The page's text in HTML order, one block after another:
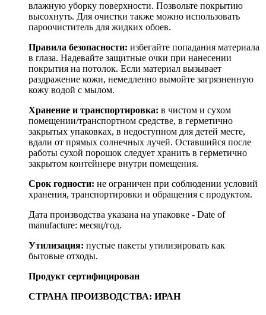
влажную уборку поверхности. Позвольте покрытию
высохнуть. Для очистки также можно использовать
пароочиститель для жидких обоев.
Правила безопасности: избегайте попадания материала
в глаза. Надевайте защитные очки при нанесении
покрытия на потолок. Если материал вызывает
раздражение кожи, немедленно вымойте загрязненную
кожу водой с мылом.
Хранение и транспортировка: в чистом и сухом
помещении/транспортном средстве, в герметично
закрытых упаковках, в недоступном для детей месте,
вдали от прямых солнечных лучей. Оставшийся после
работы сухой порошок следует хранить в герметично
закрытом контейнере внутри помещения.
Срок годности: не ограничен при соблюдении условий
хранения, транспортировки и обращения с продуктом.
Дата производства указана на упаковке - Date of
manufacture: месяц/год.
Утилизация: пустые пакеты утилизировать как
бытовые отходы.
Продукт сертифицирован
СТРАНА ПРОИЗВОДСТВА: ИРАН